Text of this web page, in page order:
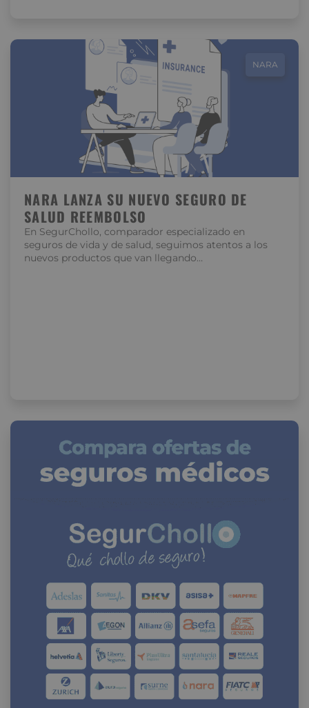
NARA
NARA LANZA SU NUEVO SEGURO DE
SALUD REEMBOLSO
En SegurChollo, comparador especializado en
seguros de vida y de salud, seguimos atentos a los
nuevos productos que van llegando…